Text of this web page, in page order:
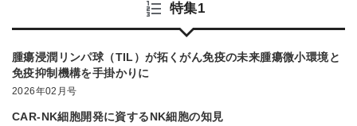
特集1
腫瘍浸潤リンパ球（TIL）が拓くがん免疫の未来腫瘍微小環境と
免疫抑制機構を手掛かりに
2026年02月号
CAR-NK細胞開発に資するNK細胞の知見